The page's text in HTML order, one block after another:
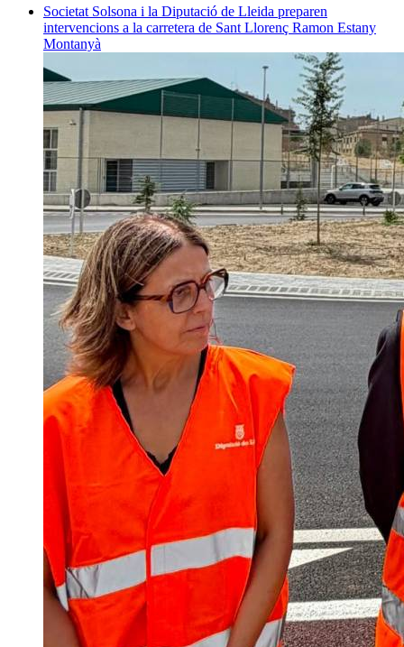
Societat Solsona i la Diputació de Lleida preparen
intervencions a la carretera de Sant Llorenç Ramon Estany
Montanyà